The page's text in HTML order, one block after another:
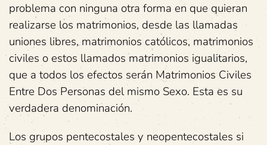
problema con ninguna otra forma en que quieran
realizarse los matrimonios, desde las llamadas
uniones libres, matrimonios católicos, matrimonios
civiles o estos llamados matrimonios igualitarios,
que a todos los efectos serán Matrimonios Civiles
Entre Dos Personas del mismo Sexo. Esta es su
verdadera denominación.
Los grupos pentecostales y neopentecostales si